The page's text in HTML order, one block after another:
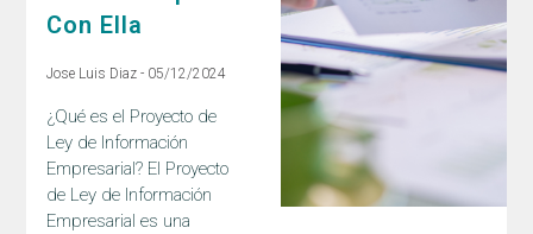
Con Ella
Jose Luis Diaz 05/12/2024
¿Qué es el Proyecto de
Ley de Información
Empresarial? El Proyecto
de Ley de Información
Empresarial es una